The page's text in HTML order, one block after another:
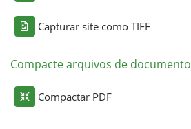
Capturar site como TIFF
Compacte arquivos de documento
Compactar PDF